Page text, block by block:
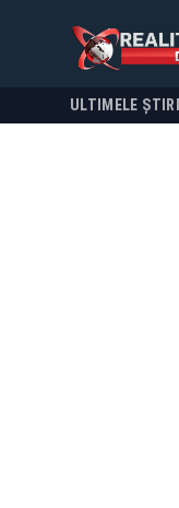
ULTIMELE ȘTIRI